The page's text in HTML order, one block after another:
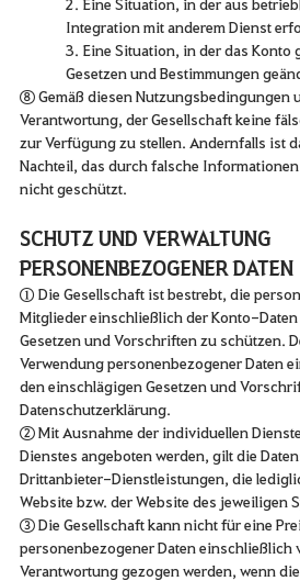
Integration mit anderem Dienst
3. Eine Situation, in der das Konto
Gesetzen und Bestimmungen
⑧ Gemäß diesen Nutzungsbedingungen
Verantwortung, der Gesellschaft keine
zur Verfügung zu stellen. Andernfalls ist
Nachteil, das durch falsche
nicht geschützt.
SCHUTZ UND VERWALTUNG
PERSONENBEZOGENER DATEN
① Die Gesellschaft ist bestrebt, die
Mitglieder einschließlich der Konto-
Gesetzen und Vorschriften zu schützen.
Verwendung personenbezogener Daten
den einschlägigen Gesetzen und
Datenschutzerklärung.
② Mit Ausnahme der individuellen
Dienstes angeboten werden, gilt die
Drittanbieter-Dienstleistungen, die
Website bzw. der Website des jeweiligen
③ Die Gesellschaft kann nicht für eine
personenbezogener Daten einschließlich
Verantwortung gezogen werden, wenn